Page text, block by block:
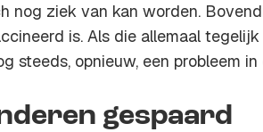
nog ziek van kan worden.
is. Als die allemaal
steeds, opnieuw, een probleem in
gespaard